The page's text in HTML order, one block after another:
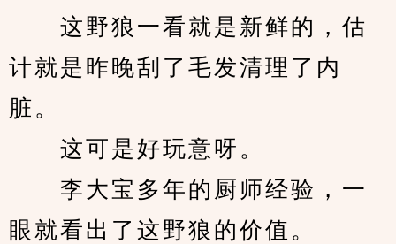
这野狼一看就是新鲜的，估
计就是昨晚刮了毛发清理了内
脏。
这可是好玩意呀。
李大宝多年的厨师经验，一
眼就看出了这野狼的价值。